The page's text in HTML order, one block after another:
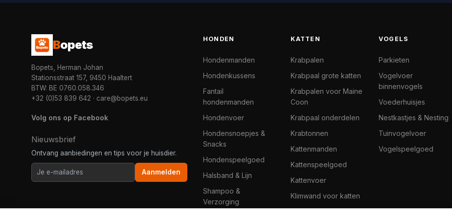
Bopets
Bopets, Herman Johan
Stationsstraat 157, 9450 Haaltert
BTW: BE 0760.058.346
+32 (0)53 839 642 · care@bopets.eu
Volg ons op Facebook
Nieuwsbrief
Ontvang aanbiedingen en tips voor je huisdier.
Aanmelden
HONDEN
Hondenmanden
Hondenkussens
Fantail
hondenmanden
Hondenvoer
Hondensnoepjes &
Snacks
Hondenspeelgoed
Halsband & Lijn
Shampoo &
Verzorging
KATTEN
Krabpalen
Krabpaal grote katten
Krabpalen voor Maine
Coon
Krabpaal onderdelen
Krabtonnen
Kattenmanden
Kattenspeelgoed
Kattenvoer
Klimwand voor katten
VOGELS
Parkieten
Vogelvoer
binnenvogels
Voederhuisjes
Nestkastjes & Nesting
Tuinvogelvoer
Vogelspeelgoed